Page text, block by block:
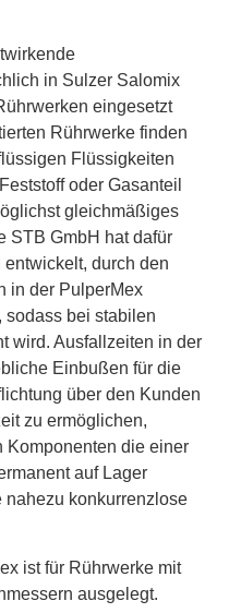
in Sulzer Salomix
eingesetzt
Rührwerke finden
Flüssigkeiten
oder Gasanteil
gleichmäßiges
STB GmbH hat dafür
durch den
in der PulperMex
sodass bei stabilen
wird. Ausfallzeiten in der
Einbußen für die
über den Kunden
zu ermöglichen,
Komponenten die einer
auf Lager
konkurrenzlose
ist für Rührwerke mit
ausgelegt.